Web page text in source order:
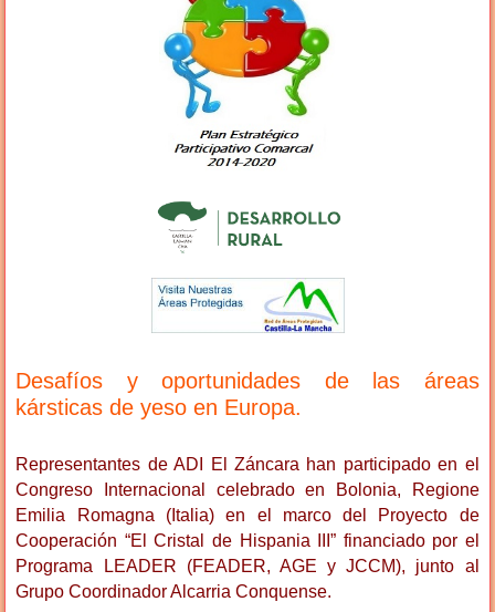
Desafíos y oportunidades de las áreas
kársticas de yeso en Europa.
Representantes de ADI El Záncara han participado en el
Congreso Internacional celebrado en Bolonia, Regione
Emilia Romagna (Italia) en el marco del Proyecto de
Cooperación “El Cristal de Hispania III” financiado por el
Programa LEADER (FEADER, AGE y JCCM), junto al
Grupo Coordinador Alcarria Conquense.